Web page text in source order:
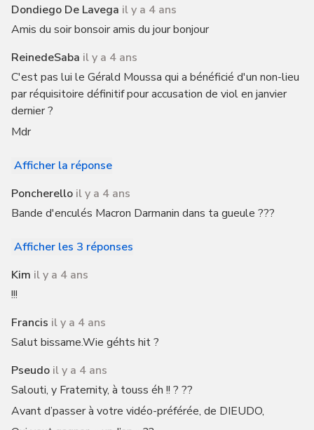
Dondiego De Lavega il y a 4 ans
Amis du soir bonsoir amis du jour bonjour
ReinedeSaba il y a 4 ans
C'est pas lui le Gérald Moussa qui a bénéficié d'un non-lieu
par réquisitoire définitif pour accusation de viol en janvier
dernier ?
Mdr
Afficher la réponse
Poncherello il y a 4 ans
Bande d'enculés Macron Darmanin dans ta gueule ???
Afficher les 3 réponses
Kim il y a 4 ans
!!!
Francis il y a 4 ans
Salut bissame.Wie géhts hit ?
Pseudo il y a 4 ans
Salouti, y Fraternity, à touss éh !! ? ??
Avant d’passer à votre vidéo-préférée, de DIEUDO,